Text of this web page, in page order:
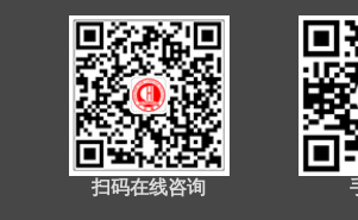
扫码在线咨询